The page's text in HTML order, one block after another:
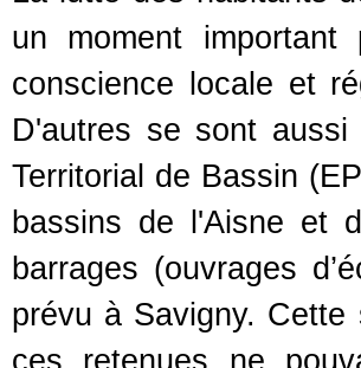
un moment
conscience locale et
D'autres se sont
Territorial de Bassin
bassins de l'Aisne et
barrages (ouvrages
prévu à Savigny.
ces retenues ne